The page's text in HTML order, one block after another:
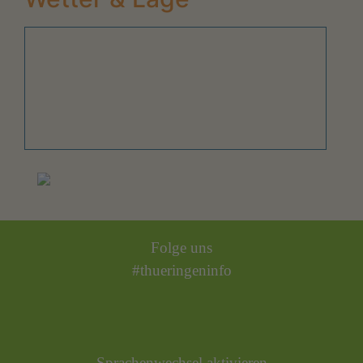
Folge uns
#thueringeninfo